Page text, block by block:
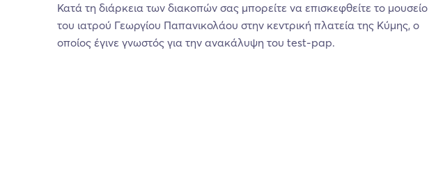
Κατά τη διάρκεια των διακοπών σας μπορείτε να επισκεφθείτε το μουσείο
του ιατρού Γεωργίου Παπανικολάου στην κεντρική πλατεία της Κύμης, ο
οποίος έγινε γνωστός για την ανακάλυψη του test-pap.